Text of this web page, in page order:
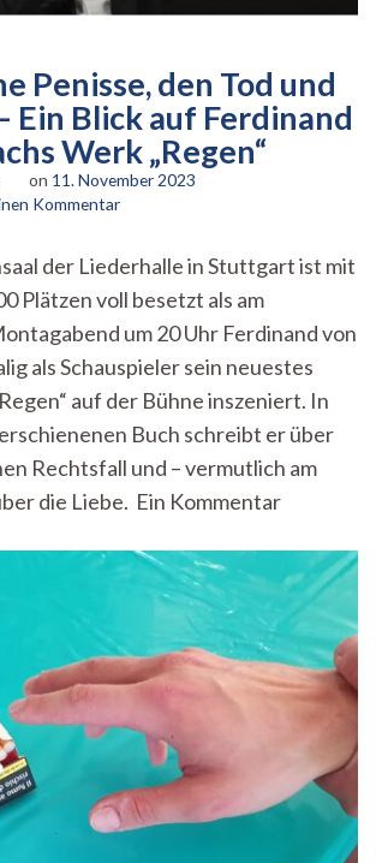
Penisse, den Tod und
Ein Blick auf Ferdinand
Werk „Regen“
on 11. November 2023
Kommentarzu
Penisse,
den
Tod
und
die
Liebe
Ein
Blick
auf
Ferdinand
Schirachs
„Regen“
der Liederhalle in Stuttgart ist mit
Plätzen voll besetzt als am
um 20 Uhr Ferdinand von
als Schauspieler sein neuestes
auf der Bühne inszeniert. In
Buch schreibt er über
Rechtsfall und – vermutlich am
die Liebe. Ein Kommentar